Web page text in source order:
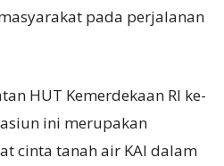
pada perjalanan
HUT Kemerdekaan RI ke-
ini merupakan
cinta tanah air KAI dalam